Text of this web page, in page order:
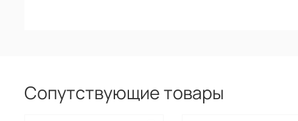
Сопутствующие товары